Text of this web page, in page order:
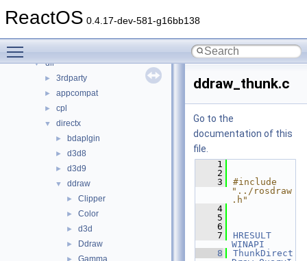
ReactOS 0.4.17-dev-581-g16bb138
▼ File List
▼ dll
► 3rdparty
► appcompat
► cpl
▼ directx
► bdaplgin
► d3d8
► d3d9
▼ ddraw
► Clipper
► Color
► d3d
► Ddraw
Gamma
ddraw_thunk.c
Go to the
documentation of this
file.
    1
    2
    3
#include
"../rosdraw
.h"
    4
    5
    6
    7
HRESULT
WINAPI
    8
ThunkDirect